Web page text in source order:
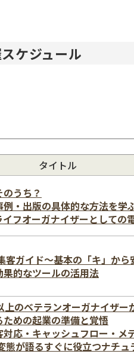
ケジュール
タイトル
うち？
・出版の具体的な方法を学
フオーガナイザーとしての
客ガイド〜基本の「キ」から
的なツールの活用法
のベテランオーガナイザー
めの起業の準備と覚悟
対応・キャッシュフロー・メ
態が語るすぐに役立つナチュ